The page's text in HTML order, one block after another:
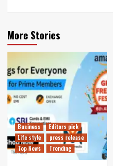
More Stories
Business
Editors pick
Life style
press release
Top News
Trending